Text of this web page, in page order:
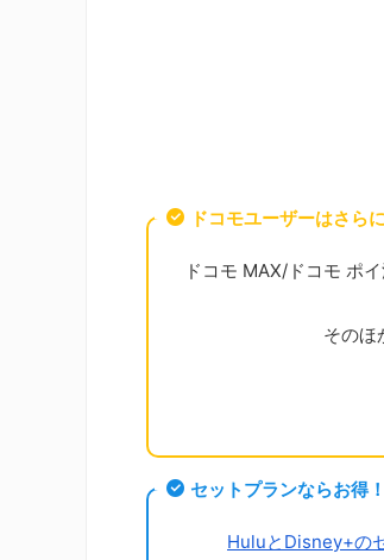
ドコモユーザーはさら
ドコモ MAX/ドコモ ポ
そのほ
セットプランならお得！
HuluとDisney+の